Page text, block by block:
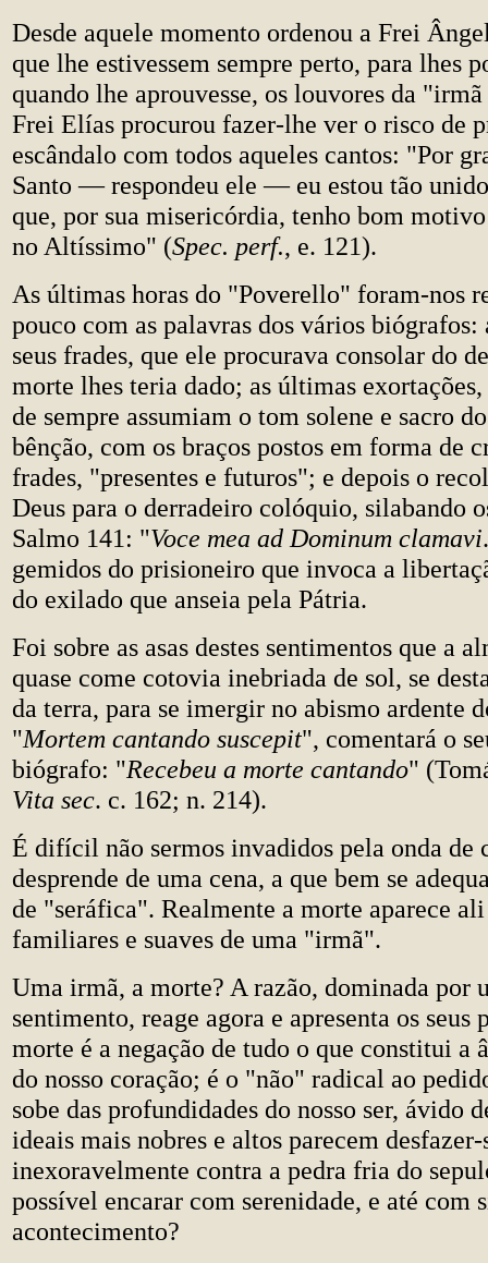
Desde aquele momento ordenou a Frei
que lhe estivessem sempre perto, para lhes
quando lhe aprouvesse, os louvores da
Frei Elías procurou fazer-lhe ver o risco de
escândalo com todos aqueles cantos: "Por
Santo — respondeu ele — eu estou tão
que, por sua misericórdia, tenho bom
no Altíssimo" (Spec. perf., e. 121).
As últimas horas do "Poverello" foram-nos
pouco com as palavras dos vários biógrafos:
seus frades, que ele procurava consolar do
morte lhes teria dado; as últimas exortações,
de sempre assumiam o tom solene e sacro
bênção, com os braços postos em forma de
frades, "presentes e futuros"; e depois o
Deus para o derradeiro colóquio, silabando
Salmo 141: "Voce mea ad Dominum clamavi
gemidos do prisioneiro que invoca a
do exilado que anseia pela Pátria.
Foi sobre as asas destes sentimentos que a
quase come cotovia inebriada de sol, se
da terra, para se imergir no abismo ardente
"Mortem cantando suscepit", comentará o
biógrafo: "Recebeu a morte cantando"
Vita sec. c. 162; n. 214).
É difícil não sermos invadidos pela onda de
desprende de uma cena, a que bem se
de "seráfica". Realmente a morte aparece
familiares e suaves de uma "irmã".
Uma irmã, a morte? A razão, dominada por
sentimento, reage agora e apresenta os seus
morte é a negação de tudo o que constitui a
do nosso coração; é o "não" radical ao
sobe das profundidades do nosso ser, ávido
ideais mais nobres e altos parecem desfazer-
inexoravelmente contra a pedra fria do
possível encarar com serenidade, e até com
acontecimento?